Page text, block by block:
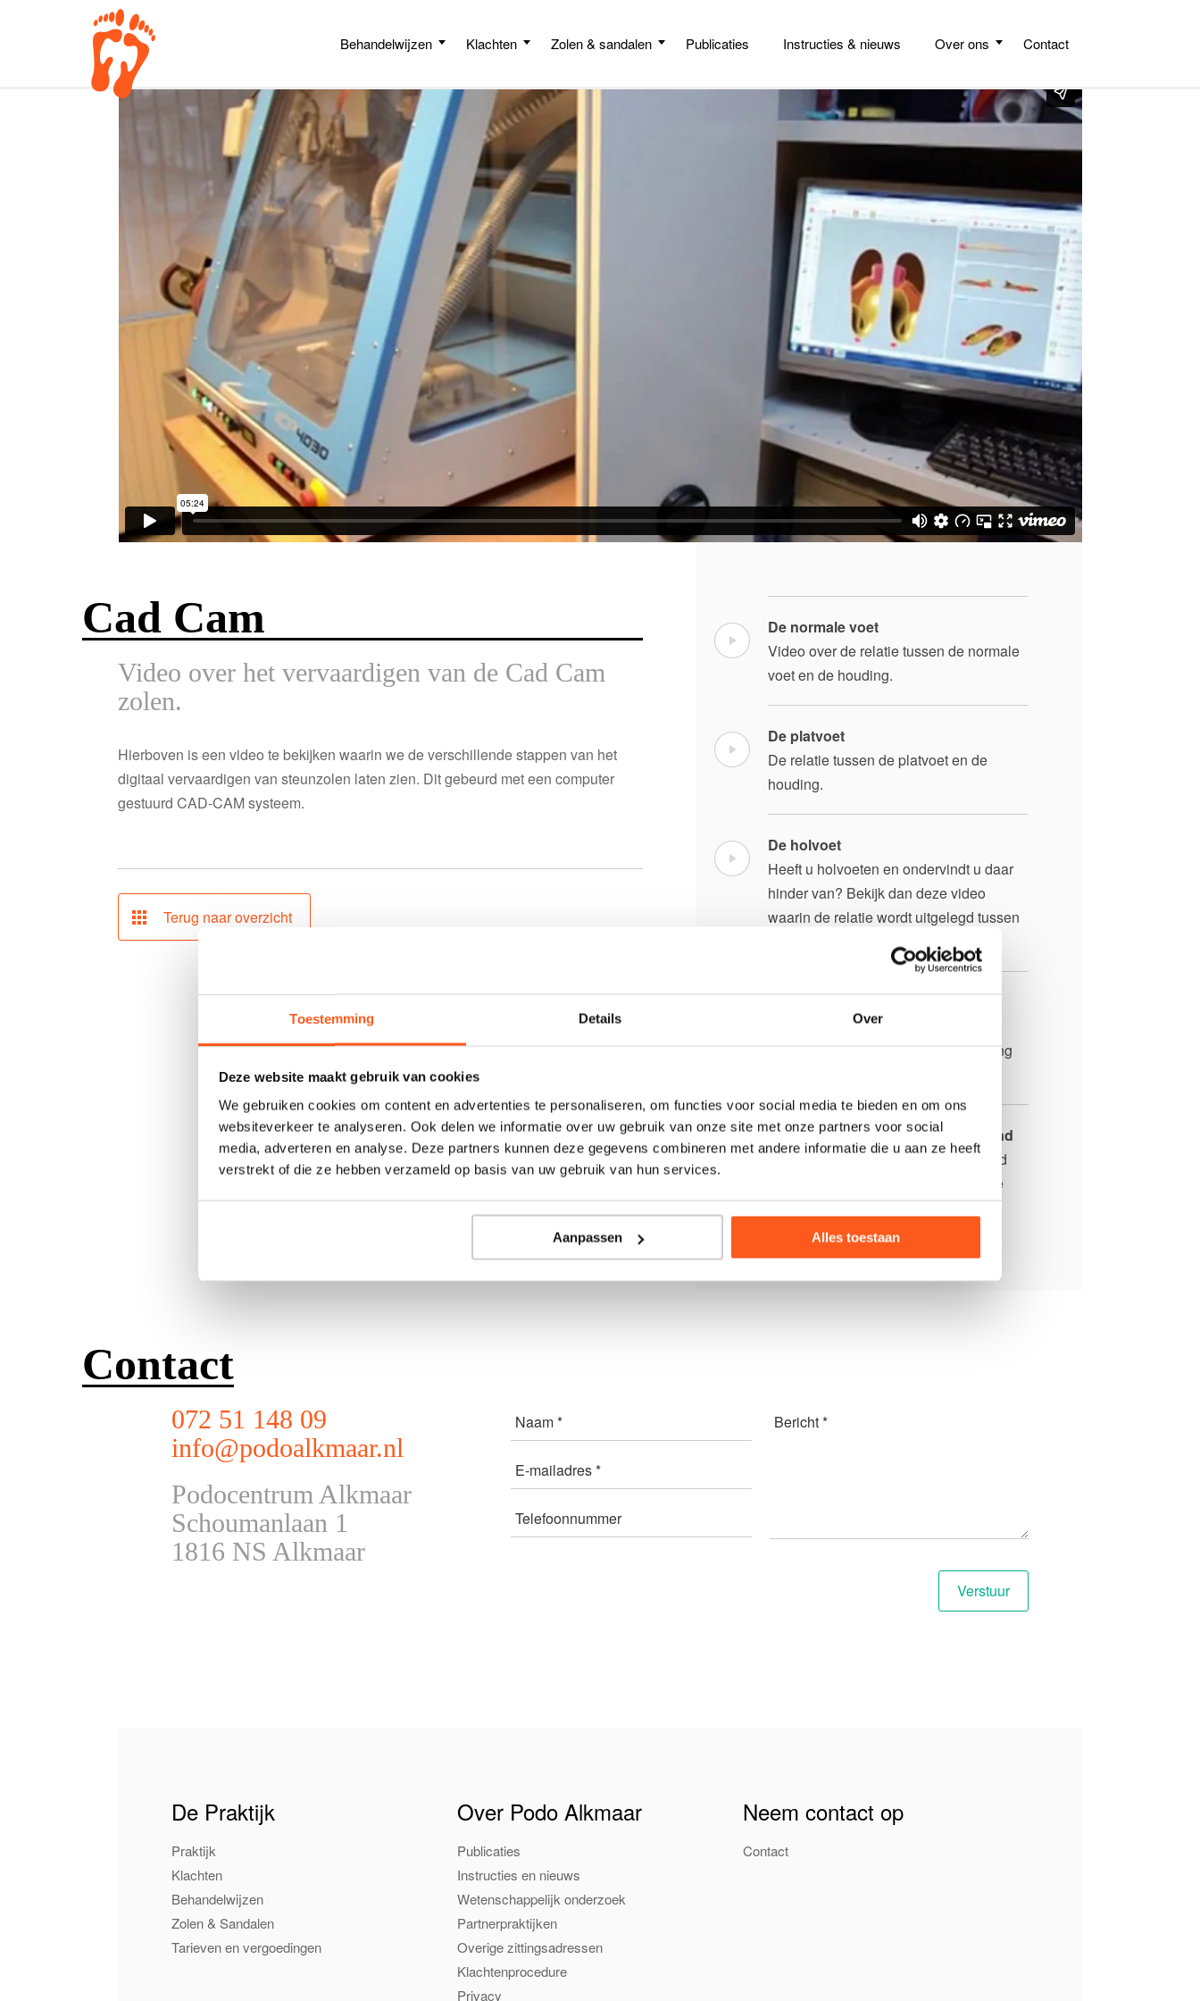
Toestemming Details Over
Deze website maakt gebruik van cookies
We gebruiken cookies om content en advertenties te personaliseren, om functies voor social media te bieden en om ons
websiteverkeer te analyseren. Ook delen we informatie over uw gebruik van onze site met onze partners voor social
media, adverteren en analyse. Deze partners kunnen deze gegevens combineren met andere informatie die u aan ze heeft
verstrekt of die ze hebben verzameld op basis van uw gebruik van hun services.
Aanpassen Alles toestaan
Behandelwijzen Klachten Zolen & sandalen Publicaties Instructies & nieuws Over ons Contact
Cad Cam
Video over het vervaardigen van de Cad Cam
zolen.
Hierboven is een video te bekijken waarin we de verschillende stappen van het
digitaal vervaardigen van steunzolen laten zien. Dit gebeurd met een computer
gestuurd CAD-CAM systeem.
Terug naar overzicht
De normale voet
Video over de relatie tussen de normale
voet en de houding.
De platvoet
De relatie tussen de platvoet en de
houding.
De holvoet
Heeft u holvoeten en ondervindt u daar
hinder van? Bekijk dan deze video
waarin de relatie wordt uitgelegd tussen
de holvoet de de houding.
In dit filmpje wordt de invloed van de
verschillende voettypen op de houding
Houding bij een bekkenscheefstand
In dit filmpje wordt de relatie uitgelegd
tussen een bekkenscheefstand en de
Contact
072 51 148 09
info@podoalkmaar.nl
Podocentrum Alkmaar
Schoumanlaan 1
1816 NS Alkmaar
Naam *
E-mailadres *
Telefoonnummer
Bericht *
De Praktijk
Praktijk
Klachten
Behandelwijzen
Zolen & Sandalen
Tarieven en vergoedingen
Over Podo Alkmaar
Publicaties
Instructies en nieuws
Wetenschappelijk onderzoek
Partnerpraktijken
Overige zittingsadressen
Klachtenprocedure
Privacy
Neem contact op
Contact